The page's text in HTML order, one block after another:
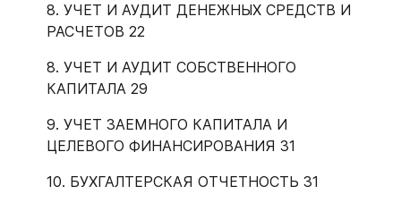
8. УЧЕТ И АУДИТ ДЕНЕЖНЫХ СРЕДСТВ И
РАСЧЕТОВ 22
8. УЧЕТ И АУДИТ СОБСТВЕННОГО
КАПИТАЛА 29
9. УЧЕТ ЗАЕМНОГО КАПИТАЛА И
ЦЕЛЕВОГО ФИНАНСИРОВАНИЯ 31
10. БУХГАЛТЕРСКАЯ ОТЧЕТНОСТЬ 31